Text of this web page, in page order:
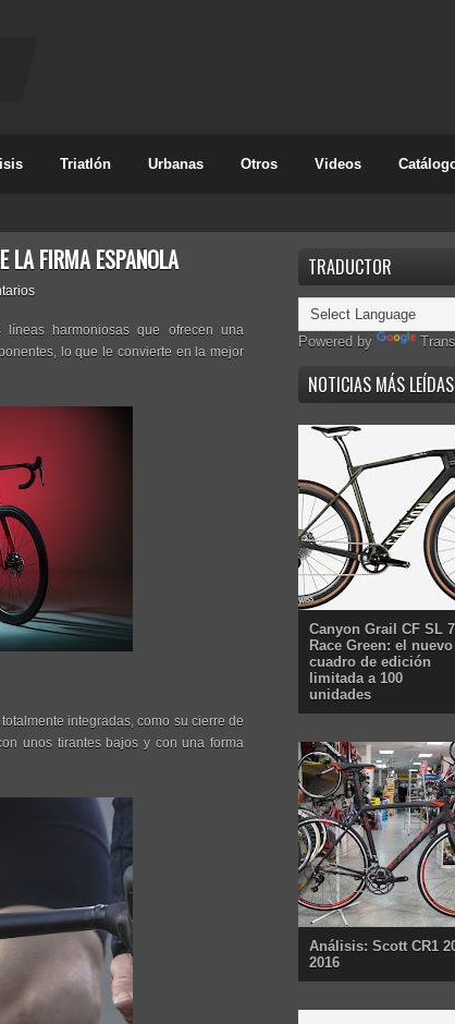
Triatlón Urbanas Otros Videos
LA FIRMA ESPAÑOLA
harmoniosas que ofrecen una
lo que le convierte en la mejor
integradas, como su cierre de
unos tirantes bajos y con una forma
TRADUCTOR
Powered by
NOTICIAS MÁS LEÍDAS
Canyon Grail CF SL 7
Race Green: el nuevo
cuadro de edición
limitada a 100
unidades
Análisis: Scott CR1
2016